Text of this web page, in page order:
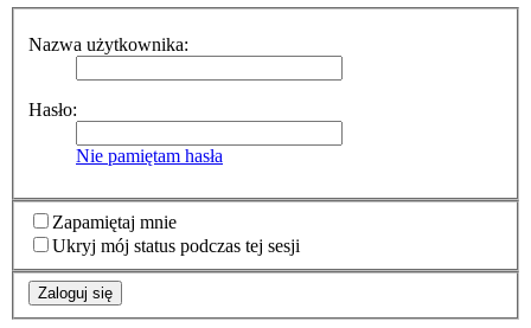
Nazwa użytkownika:
Hasło:
Nie pamiętam hasła
Zapamiętaj mnie
Ukryj mój status podczas tej sesji